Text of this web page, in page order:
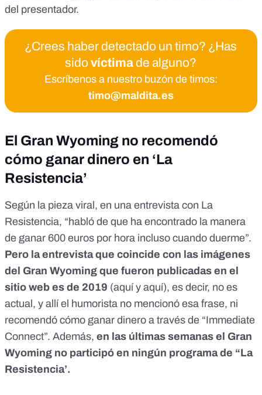
del presentador.
¿Crees haber detectado un timo? ¿Has
sidovíctimade alguno?
Escríbenos a nuestro buzón de timos:
timo@maldita.es
El Gran Wyoming no recomendó
cómo ganar dinero en ‘La
Resistencia’
Según la pieza viral, en una entrevista con La
Resistencia, “habló de que ha encontrado la manera
de ganar 600 euros por hora incluso cuando duerme”.
Pero la entrevista que coincide con las imágenes
del Gran Wyoming que fueron publicadas en el
sitio web es de 2019 (aquíy aquí), es decir, no es
actual, y allí el humorista no mencionó esa frase, ni
recomendó cómo ganar dinero a través de “Immediate
Connect”. Además, en las últimas semanas el Gran
Wyoming no participó en ningún programa de “La
Resistencia’.